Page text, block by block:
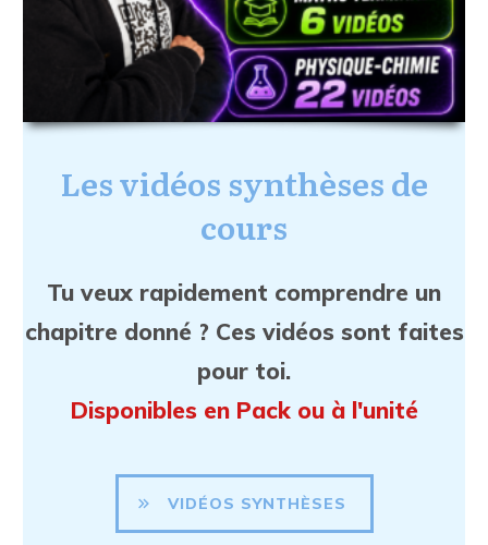
Les vidéos synthèses de
cours
Tu veux rapidement comprendre un
chapitre donné ? Ces vidéos sont faites
pour toi.
Disponibles en Pack ou à l'unité
VIDÉOS SYNTHÈSES